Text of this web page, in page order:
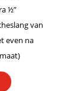
½”
van
even na